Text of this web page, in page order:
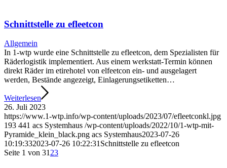
Schnittstelle zu efleetcon
Allgemein
In 1-wtp wurde eine Schnittstelle zu efleetcon, dem Spezialisten für
Räderlogistik implementiert. Aus einem werkstatt-Termin können
direkt Räder im etirehotel von elfeetcon ein- und ausgelagert
werden, Bestände angezeigt, Einlagerungsetiketten…
Weiterlesen
26. Juli 2023
https://www.1-wtp.info/wp-content/uploads/2023/07/efleetconkl.jpg
193 441 acs Systemhaus /wp-content/uploads/2022/10/1-wtp-mit-
Pyramide_klein_black.png acs Systemhaus2023-07-26
10:19:332023-07-26 10:22:31 Schnittstelle zu efleetcon
Seite 1 von 31 23